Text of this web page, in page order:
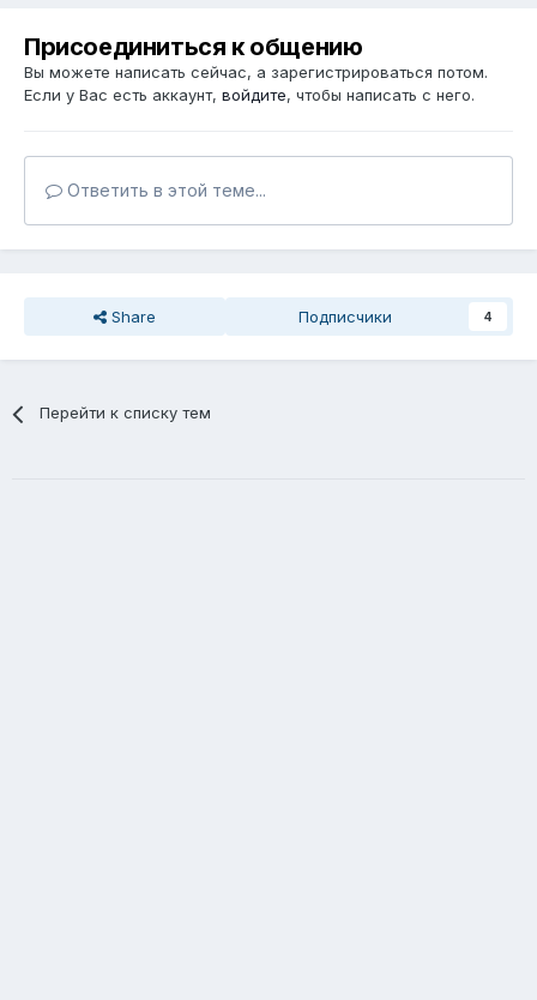
Присоединиться к общению
Вы можете написать сейчас, а зарегистрироваться потом.
Если у Вас есть аккаунт, войдите, чтобы написать с него.
Ответить в этой теме...
Share Подписчики 4
Перейти к списку тем